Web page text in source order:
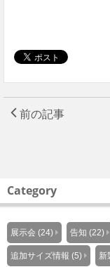
前の記事
Category
展示会 (24) 告知 (22)
追加サイズ情報 (5) 新